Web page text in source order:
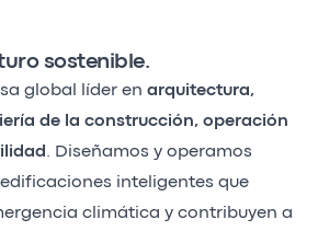
sostenible.
global líder en arquitectura,
de la construcción, operación
. Diseñamos y operamos
inteligentes que
climática y contribuyen a